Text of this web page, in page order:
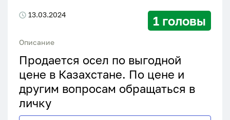
13.03.2024 1 головы
Описание
Продается осел по выгодной
цене в Казахстане. По цене и
другим вопросам обращаться в
личку